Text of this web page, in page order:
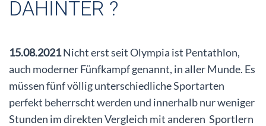
DAHINTER ?
15.08.2021Nicht erst seit Olympia ist Pentathlon,
auch moderner Fünfkampf genannt, in aller Munde. Es
müssen fünf völlig unterschiedliche Sportarten
perfekt beherrscht werden und innerhalb nur weniger
Stunden im direkten Vergleich mit anderen Sportlern